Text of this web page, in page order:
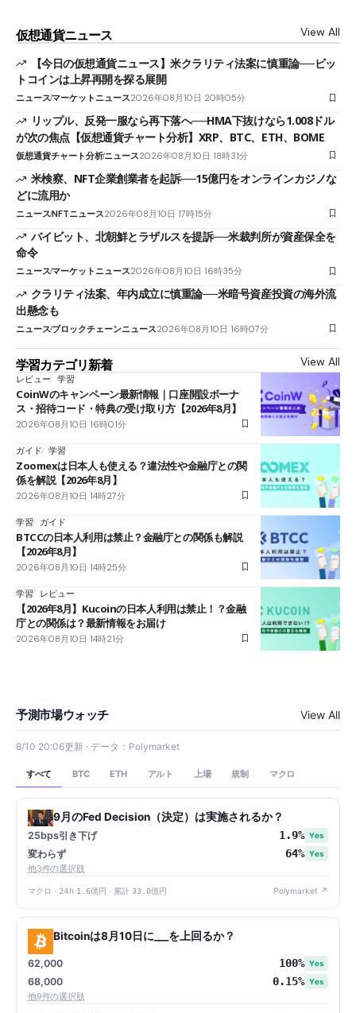
仮想通貨ニュース View All
【今日の仮想通貨ニュース】米クラリティ法案に慎重論──ビッ
トコインは上昇再開を探る展開
ニュースマーケットニュース2026年08月10日 20時05分
リップル、反発一服なら再下落へ──HMA下抜けなら1.008ドル
が次の焦点【仮想通貨チャート分析】XRP、BTC、ETH、BOME
仮想通貨チャート分析ニュース2026年08月10日 18時31分
米検察、NFT企業創業者を起訴──15億円をオンラインカジノな
どに流用か
ニュースNFTニュース2026年08月10日 17時15分
バイビット、北朝鮮とラザルスを提訴──米裁判所が資産保全を
命令
ニュースマーケットニュース2026年08月10日 16時35分
クラリティ法案、年内成立に慎重論──米暗号資産投資の海外流
出懸念も
ニュースブロックチェーンニュース2026年08月10日 16時07分
学習カテゴリ新着 View All
レビュー 学習
CoinWのキャンペーン最新情報｜口座開設ボーナ
ス・招待コード・特典の受け取り方【2026年8月】
2026年08月10日 16時01分
ガイド 学習
Zoomexは日本人も使える？違法性や金融庁との関
係を解説【2026年8月】
2026年08月10日 14時27分
学習 ガイド
BTCCの日本人利用は禁止？金融庁との関係も解説
【2026年8月】
2026年08月10日 14時25分
学習 レビュー
【2026年8月】Kucoinの日本人利用は禁止！？金融
庁との関係は？最新情報をお届け
2026年08月10日 14時21分
予測市場ウォッチ View All
8/10 20:06更新 · データ：Polymarket
すべて BTC ETH アルト 上場 規制 マクロ
9月のFed Decision（決定）は実施されるか？
25bps引き下げ 1.9% Yes
変わらず 64% Yes
他3件の選択肢
マクロ · 24h 1.6億円 · 累計 33.0億円 Polymarket ↗
Bitcoinは8月10日に___を上回るか？
62,000 100% Yes
68,000 0.15% Yes
他9件の選択肢